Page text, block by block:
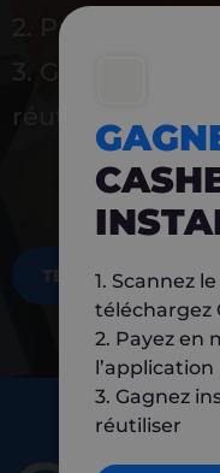
2. Payez en
3. Gagnez
réutiliser
TÉLÉCHARGEZ
1. Scannez
téléchargez
2. Payez en
l’application
3. Gagnez
réutiliser